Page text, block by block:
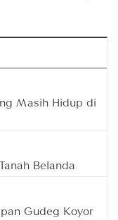
Masih Hidup di
Belanda
Gudeg Koyor